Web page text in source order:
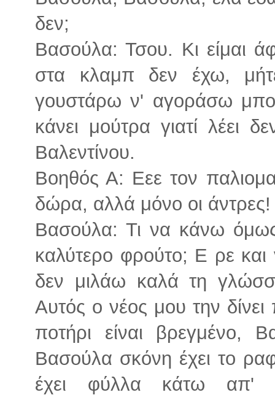
δεν;
Βασούλα: Τσου. Κι είμαι
στα κλαμπ δεν έχω,
γουστάρω ν' αγοράσω
κάνει μούτρα γιατί λέει
Βαλεντίνου.
Βοηθός Α: Εεε τον
δώρα, αλλά μόνο οι άντρες!
Βασούλα: Τι να κάνω
καλύτερο φρούτο; Ε ρε
δεν μιλάω καλά τη
Αυτός ο νέος μου την
ποτήρι είναι βρεγμένο,
Βασούλα σκόνη έχει το
έχει φύλλα κάτω απ'